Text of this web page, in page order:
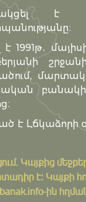
է
է 1991թ․
է Լճկաձորի
Կայքից
է: Կայքի
ին հղման